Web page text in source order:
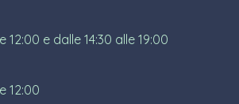
12:00 e dalle 14:30 alle 19:00
12:00